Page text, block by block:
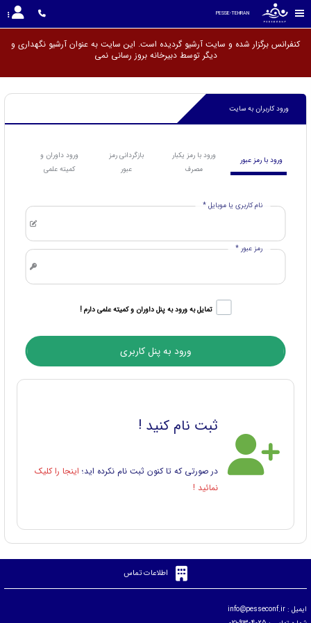
PESSE-TEHRAN
کنفرانس برگزار شده و سایت آرشیو گردیده است. این سایت به عنوان آرشیو نگهداری و
دیگر توسط دبیرخانه بروز رسا
ورود کاربران به سایت
ورود با رمز عبور
ورود با رمز یکبار
مصرف
بازگردانی رمز
عبور
ورود داوران و
کمیته علمی
نام کاربری یا موبایل *
رمز عبور *
تمایل به ورود به پنل داوران و کمیته علمی دارم !
ورود به پنل کاربری
ثبت نام کنید !
در صورتی که تا کنون ثبت نام نکرده اید؛ اینجا را کلیک
نمائید !
اطلاعات تماس
ایمیل : info@pesseconf.ir